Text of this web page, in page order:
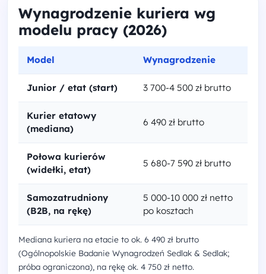
Wynagrodzenie kuriera wg
modelu pracy (2026)
Model Wynagrodzenie
Junior / etat (start) 3 700-4 500 zł brutto
Kurier etatowy
(mediana)
6 490 zł brutto
Połowa kurierów
(widełki, etat)
5 680-7 590 zł brutto
Samozatrudniony
(B2B, na rękę)
5 000-10 000 zł netto
po kosztach
Mediana kuriera na etacie to ok. 6 490 zł brutto
(Ogólnopolskie Badanie Wynagrodzeń Sedlak & Sedlak;
próba ograniczona), na rękę ok. 4 750 zł netto.